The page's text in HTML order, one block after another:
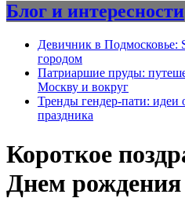
Блог и интересности
Девичник в Подмосковье:
городом
Патриаршие пруды:
Москву и вокруг
Тренды гендер-пати: идеи
праздника
Короткое
Днем